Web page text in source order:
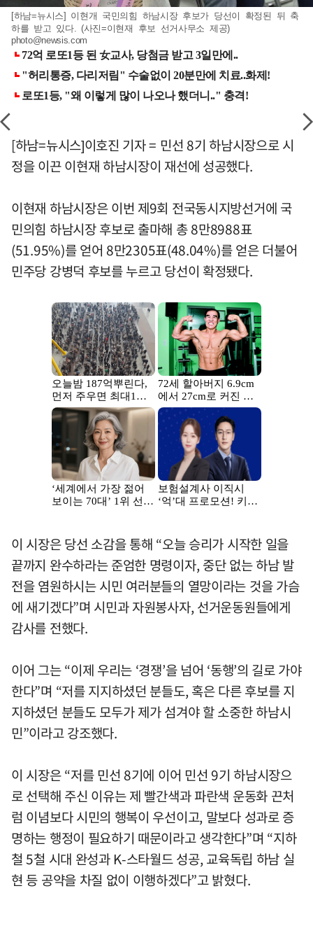
[하남=뉴시스] 이현개 국민의힘 하남시장 후보가 당선이 확정된 뒤 축
하를 받고 있다. (사진=이현재 후보 선거사무소 제공)
photo@newsis.com
[하남=뉴시스]이호진 기자 = 민선 8기 하남시장으로 시
정을 이끈 이현재 하남시장이 재선에 성공했다.
이현재 하남시장은 이번 제9회 전국동시지방선거에 국
민의힘 하남시장 후보로 출마해 총 8만8988표
(51.95%)를 얻어 8만2305표(48.04%)를 얻은 더불어
민주당 강병덕 후보를 누르고 당선이 확정됐다.
이 시장은 당선 소감을 통해 “오늘 승리가 시작한 일을
끝까지 완수하라는 준엄한 명령이자, 중단 없는 하남 발
전을 염원하시는 시민 여러분들의 열망이라는 것을 가슴
에 새기겠다”며 시민과 자원봉사자, 선거운동원들에게
감사를 전했다.
이어 그는 “이제 우리는 ‘경쟁’을 넘어 ‘동행’의 길로 가야
한다”며 “저를 지지하셨던 분들도, 혹은 다른 후보를 지
지하셨던 분들도 모두가 제가 섬겨야 할 소중한 하남시
민”이라고 강조했다.
이 시장은 “저를 민선 8기에 이어 민선 9기 하남시장으
로 선택해 주신 이유는 제 빨간색과 파란색 운동화 끈처
럼 이념보다 시민의 행복이 우선이고, 말보다 성과로 증
명하는 행정이 필요하기 때문이라고 생각한다”며 “지하
철 5철 시대 완성과 K-스타월드 성공, 교육독립 하남 실
현 등 공약을 차질 없이 이행하겠다”고 밝혔다.